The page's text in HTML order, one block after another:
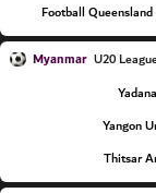
Football
Myanmar U20
Yangon
Thitsar